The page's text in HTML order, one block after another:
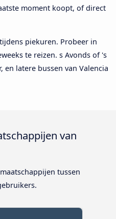
moment koopt, of direct
piekuren. Probeer in
te reizen. s Avonds of 's
en latere bussen van Valencia
van
tussen